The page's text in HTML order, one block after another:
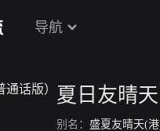
导航
夏日友晴天
别名： 盛夏友晴天(